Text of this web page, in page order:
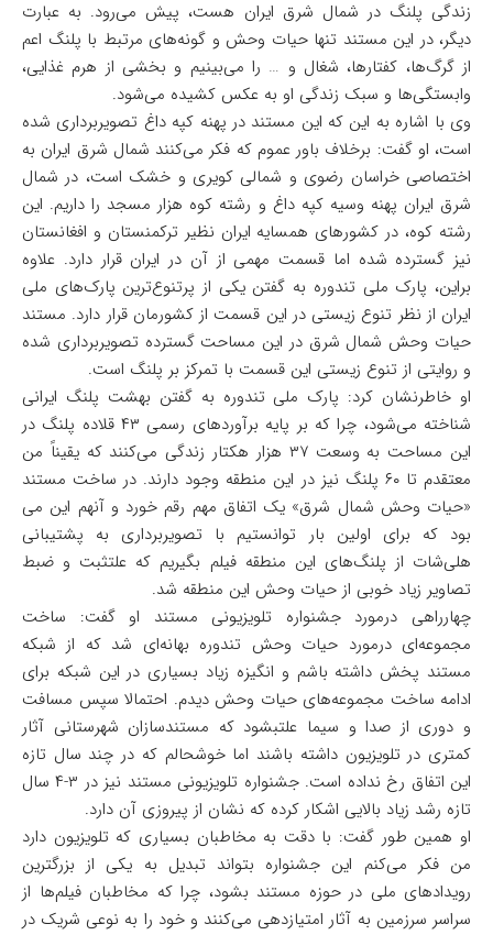
زندگی پلنگ در شمال شرق ایران هست، پیش می‌رود. به عبارت
دیگر، در این مستند تنها حیات وحش و گونه‌های مرتبط با پلنگ اعم
از گرگ‌ها، کفتارها، شغال و … را می‌بینیم و بخشی از هرم غذایی،
وابستگی‌ها و سبک زندگی او به عکس کشیده می‌شود.
وی با اشاره به این که این مستند در پهنه کپه داغ تصویربرداری شده
است، او گفت: برخلاف باور عموم که فکر می‌کنند شمال شرق ایران به
اختصاصی خراسان رضوی و شمالی کویری و خشک است، در شمال
شرق ایران پهنه وسیه کپه داغ و رشته کوه هزار مسجد را داریم. این
رشته کوه، در کشورهای همسایه ایران نظیر ترکمنستان و افغانستان
نیز گسترده شده اما قسمت مهمی از آن در ایران قرار دارد. علاوه
براین، پارک ملی تندوره به گفتن یکی از پرتنوع‌ترین پارک‌های ملی
ایران از نظر تنوع زیستی در این قسمت از کشورمان قرار دارد. مستند
حیات وحش شمال شرق در این مساحت گسترده تصویربرداری شده
و روایتی از تنوع زیستی این قسمت با تمرکز بر پلنگ است.
او خاطرنشان کرد: پارک ملی تندوره به گفتن بهشت پلنگ ایرانی
شناخته می‌شود، چرا که بر پایه برآوردهای رسمی ۴۳ قلاده پلنگ در
این مساحت به وسعت ۳۷ هزار هکتار زندگی می‌کنند که یقیناً من
معتقدم تا ۶۰ پلنگ نیز در این منطقه وجود دارند. در ساخت مستند
«حیات وحش شمال شرق» یک اتفاق مهم رقم خورد و آنهم این می
بود که برای اولین بار توانستیم با تصویربرداری به پشتیبانی
هلی‌شات از پلنگ‌های این منطقه فیلم بگیریم که علتثبت و ضبط
تصاویر زیاد خوبی از حیات وحش این منطقه شد.
چهارراهی درمورد جشنواره تلویزیونی مستند او گفت: ساخت
مجموعه‌ای درمورد حیات وحش تندوره بهانه‌ای شد که از شبکه
مستند پخش داشته باشم و انگیزه زیاد بسیاری در این شبکه برای
ادامه ساخت مجموعه‌های حیات وحش دیدم. احتمالا سپس مسافت
و دوری از صدا و سیما علتبشود که مستندسازان شهرستانی آثار
کمتری در تلویزیون داشته باشند اما خوشحالم که در چند سال تازه
این اتفاق رخ نداده است. جشنواره تلویزیونی مستند نیز در ۳-۴ سال
تازه رشد زیاد بالایی اشکار کرده که نشان از پیروزی آن دارد.
او همین طور گفت: با دقت به مخاطبان بسیاری که تلویزیون دارد
من فکر می‌کنم این جشنواره بتواند تبدیل به یکی از بزرگترین
رویدادهای ملی در حوزه مستند بشود، چرا که مخاطبان فیلم‌ها از
سراسر سرزمین به آثار امتیازدهی می‌کنند و خود را به نوعی شریک در